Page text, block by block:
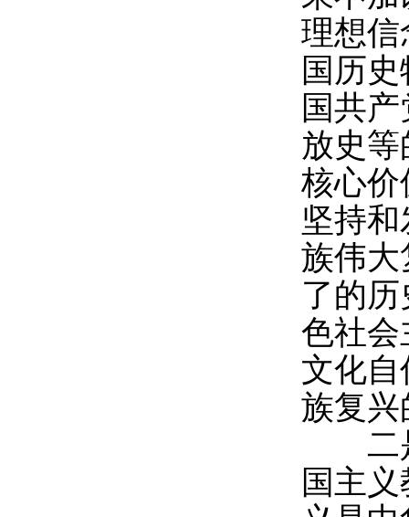
理想信
国历
国共
放史
核心价
坚持
族伟大
了的
色社会
文化
族复兴
二是
国主